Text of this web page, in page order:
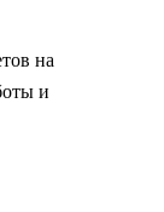
на
и